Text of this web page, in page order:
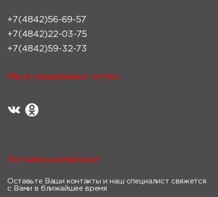
+7(4842)56-69-57
+7(4842)22-03-75
+7(4842)59-32-73
Мы в социальных сетях:
Остались вопросы?
Оставьте Ваши контакты и наш специалист свяжется
с Вами в ближайшее время